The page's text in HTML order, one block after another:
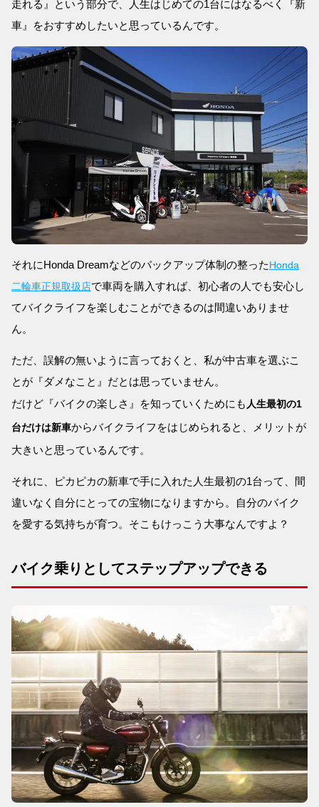
走れる』という部分で、人生はじめての1台にはなるべく『新
車』をおすすめしたいと思っているんです。
それにHonda Dreamなどのバックアップ体制の整ったHonda
二輪車正規取扱店で車両を購入すれば、初心者の人でも安心し
てバイクライフを楽しむことができるのは間違いありませ
ん。
ただ、誤解の無いように言っておくと、私が中古車を選ぶこ
とが『ダメなこと』だとは思っていません。
だけど『バイクの楽しさ』を知っていくためにも 人生最初の1
台だけは新車からバイクライフをはじめられると、メリットが
大きいと思っているんです。
それに、ピカピカの新車で手に入れた人生最初の1台って、間
違いなく自分にとっての宝物になりますから。自分のバイク
を愛する気持ちが育つ。そこもけっこう大事なんですよ？
バイク乗りとしてステップアップできる